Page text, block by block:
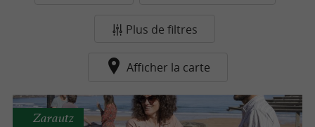
Plus de filtres
Afficher la carte
Zarautz